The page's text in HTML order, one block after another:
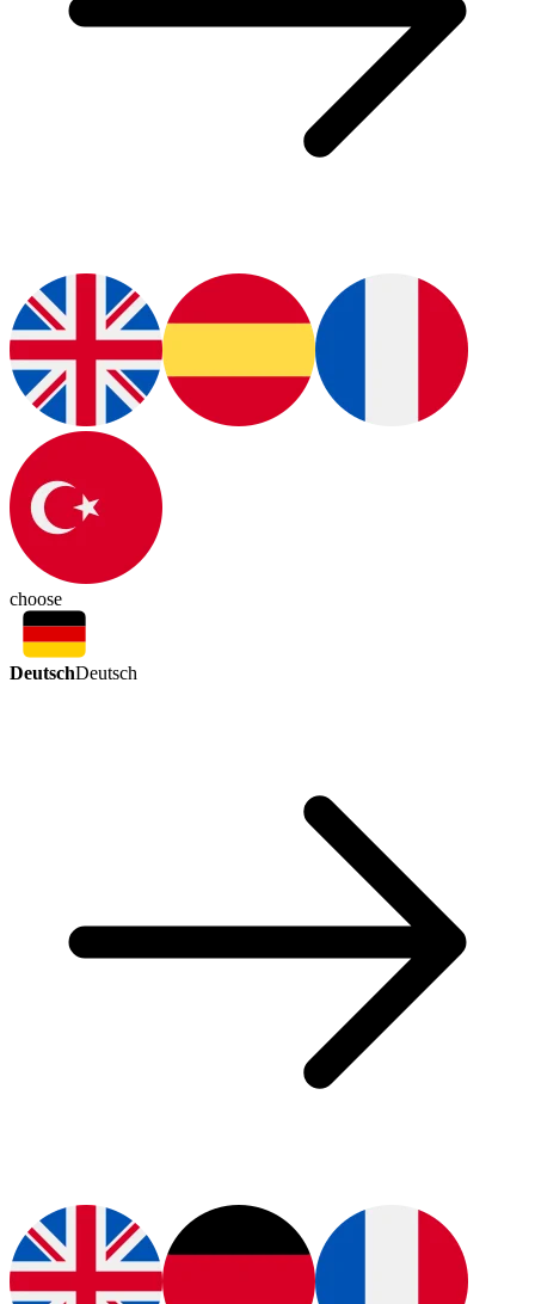
choose
DeutschDeutsch